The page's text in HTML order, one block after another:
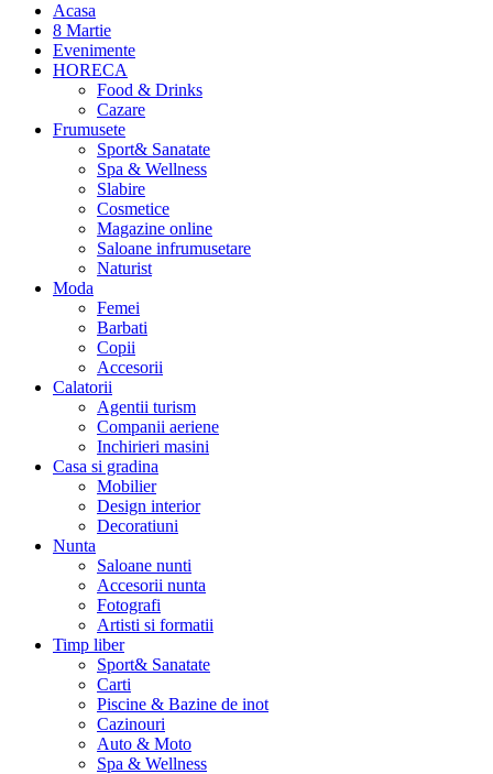
Acasa
8 Martie
Evenimente
HORECA
Food & Drinks
Cazare
Frumusete
Sport& Sanatate
Spa & Wellness
Slabire
Cosmetice
Magazine online
Saloane infrumusetare
Naturist
Moda
Femei
Barbati
Copii
Accesorii
Calatorii
Agentii turism
Companii aeriene
Inchirieri masini
Casa si gradina
Mobilier
Design interior
Decoratiuni
Nunta
Saloane nunti
Accesorii nunta
Fotografi
Artisti si formatii
Timp liber
Sport& Sanatate
Carti
Piscine & Bazine de inot
Cazinouri
Auto & Moto
Spa & Wellness